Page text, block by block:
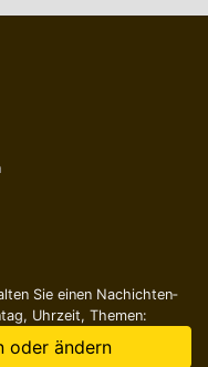
Sie einen Nachichten­
Uhrzeit, Themen:
oder ändern